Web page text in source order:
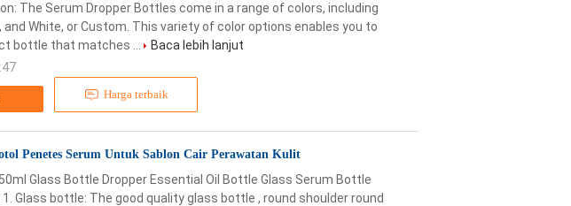
Harga terbaik
The Serum Dropper Bottles come in a range of colors, including
and White, or Custom. This variety of color options enables you to
bottle that matches ...
Baca lebih lanjut
Penetes Serum Untuk Sablon Cair Perawatan Kulit
Glass Bottle Dropper Essential Oil Bottle Glass Serum Bottle
Glass bottle: The good quality glass bottle , round shoulder round